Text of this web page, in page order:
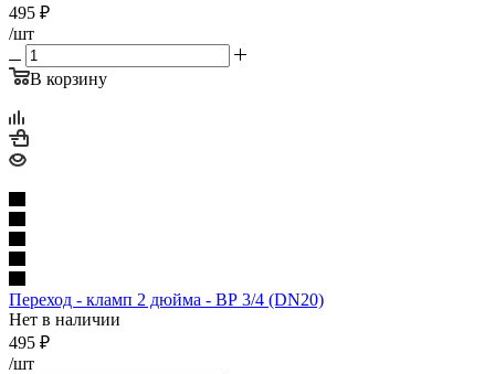
495 ₽
/шт
В корзину
Переход - кламп 2 дюйма - ВР 3/4 (DN20)
Нет в наличии
495 ₽
/шт